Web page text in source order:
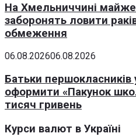
На Хмельниччині майже
заборонять ловити
обмеження
06.08.202606.08.2026
Батьки
оформити «Пакунок
тисяч гривень
Курси валют в Україні